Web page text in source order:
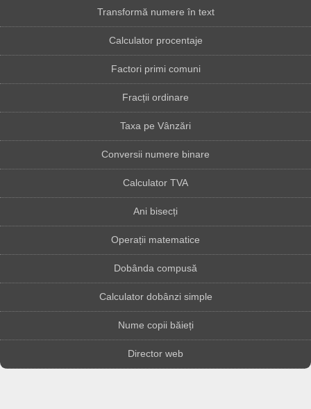
Transformă numere în text
Calculator procentaje
Factori primi comuni
Fracții ordinare
Taxa pe Vânzări
Conversii numere binare
Calculator TVA
Ani bisecți
Operații matematice
Dobânda compusă
Calculator dobânzi simple
Nume copii băieți
Director web